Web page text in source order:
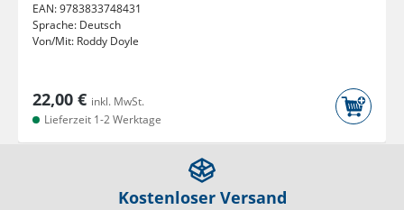
EAN:9783833748431
Sprache: Deutsch
Von/Mit: Roddy Doyle
22,00 € inkl. MwSt.
Lieferzeit 1-2 Werktage
Kostenloser Versand